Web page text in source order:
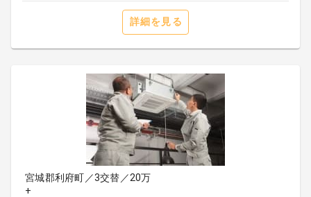
詳細を見る
宮城郡利府町／3交替／20万
+